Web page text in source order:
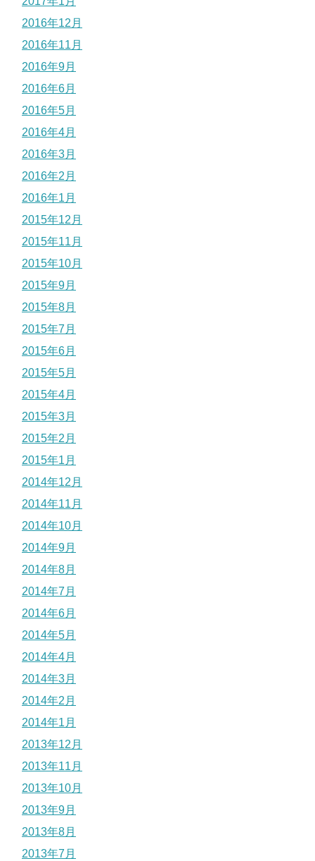
2016年12月
2016年11月
2016年9月
2016年6月
2016年5月
2016年4月
2016年3月
2016年2月
2016年1月
2015年12月
2015年11月
2015年10月
2015年9月
2015年8月
2015年7月
2015年6月
2015年5月
2015年4月
2015年3月
2015年2月
2015年1月
2014年12月
2014年11月
2014年10月
2014年9月
2014年8月
2014年7月
2014年6月
2014年5月
2014年4月
2014年3月
2014年2月
2014年1月
2013年12月
2013年11月
2013年10月
2013年9月
2013年8月
2013年7月